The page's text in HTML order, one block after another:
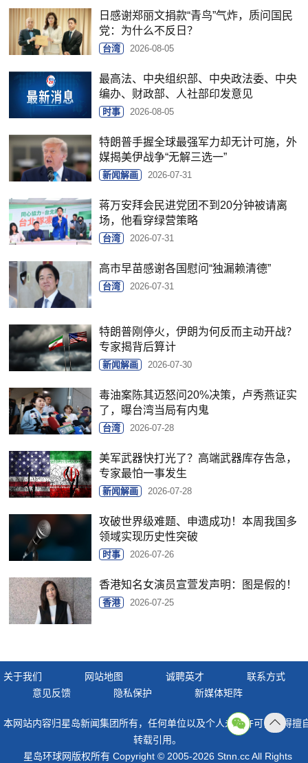
日感谢郑丽文捐款“青鸟”气炸，质问国民
党：为什么不反日？
台湾 2026-08-05
最高法、中央组织部、中央政法委、中央
编办、财政部、人社部印发意见
时事 2026-08-05
特朗普手握全球最强军力却无计可施，外
媒揭美伊战争“无解三选一”
新闻解画 2026-07-31
蒋万安拜会民进党团不到20分钟被请离
场，他看穿绿营策略
台湾 2026-07-31
高市早苗感谢各国慰问“独漏赖清德”
台湾 2026-07-31
特朗普刚停火，伊朗为何反而主动开战？
专家揭背后算计
新闻解画 2026-07-30
毒油案陈其迈怒问20%决策，卢秀燕证实
了，曝台湾当局有内鬼
台湾 2026-07-28
美军武器快打光了？高端武器库存告急，
专家最怕一事发生
新闻解画 2026-07-28
攻破世界级难题、申遗成功！本周我国多
领域实现历史性突破
时事 2026-07-26
香港知名女演员宣萱发声明：图是假的！
香港 2026-07-25
关于我们 网站地图 诚聘英才
联系方式
意见反馈
隐私保护 新媒体矩阵
本网站内容归星岛新闻集团所有，任何单位以及个人未经许可，不得擅
转载引用。
星岛环球网版权所有 Copyright © 2005-2026 Stnn.cc All Rights
顶部